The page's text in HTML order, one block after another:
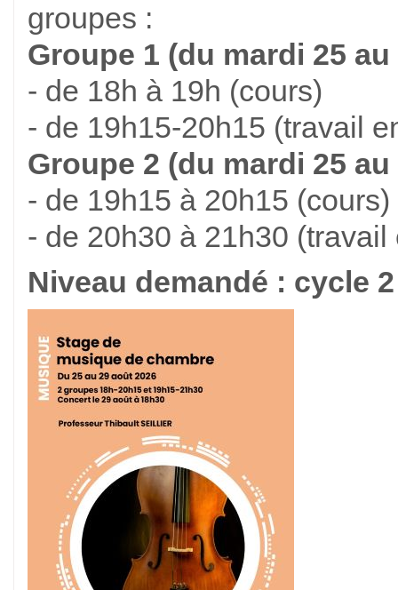
groupes :
Groupe 1 (du mardi 25
- de 18h à 19h (cours)
- de 19h15-20h15 (travail
Groupe 2 (du mardi 25
- de 19h15 à 20h15 (cours)
- de 20h30 à 21h30
Niveau demandé : cycle 2